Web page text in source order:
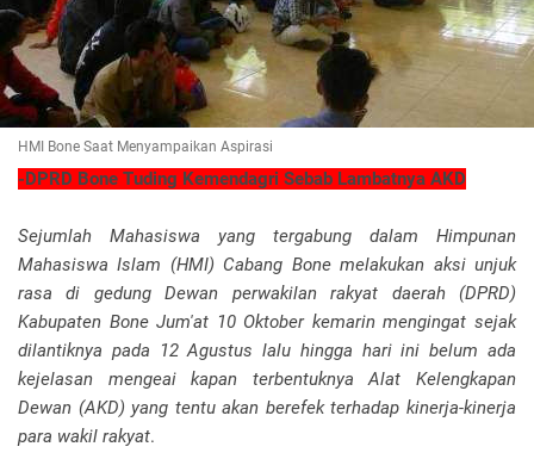
HMI Bone Saat Menyampaikan Aspirasi
-DPRD Bone Tuding Kemendagri Sebab Lambatnya AKD
Sejumlah Mahasiswa yang tergabung dalam Himpunan
Mahasiswa Islam (HMI) Cabang Bone melakukan aksi unjuk
rasa di gedung Dewan perwakilan rakyat daerah (DPRD)
Kabupaten Bone Jum'at 10 Oktober kemarin mengingat sejak
dilantiknya pada 12 Agustus lalu hingga hari ini belum ada
kejelasan mengeai kapan terbentuknya Alat Kelengkapan
Dewan (AKD) yang tentu akan berefek terhadap kinerja-kinerja
para wakil rakyat.